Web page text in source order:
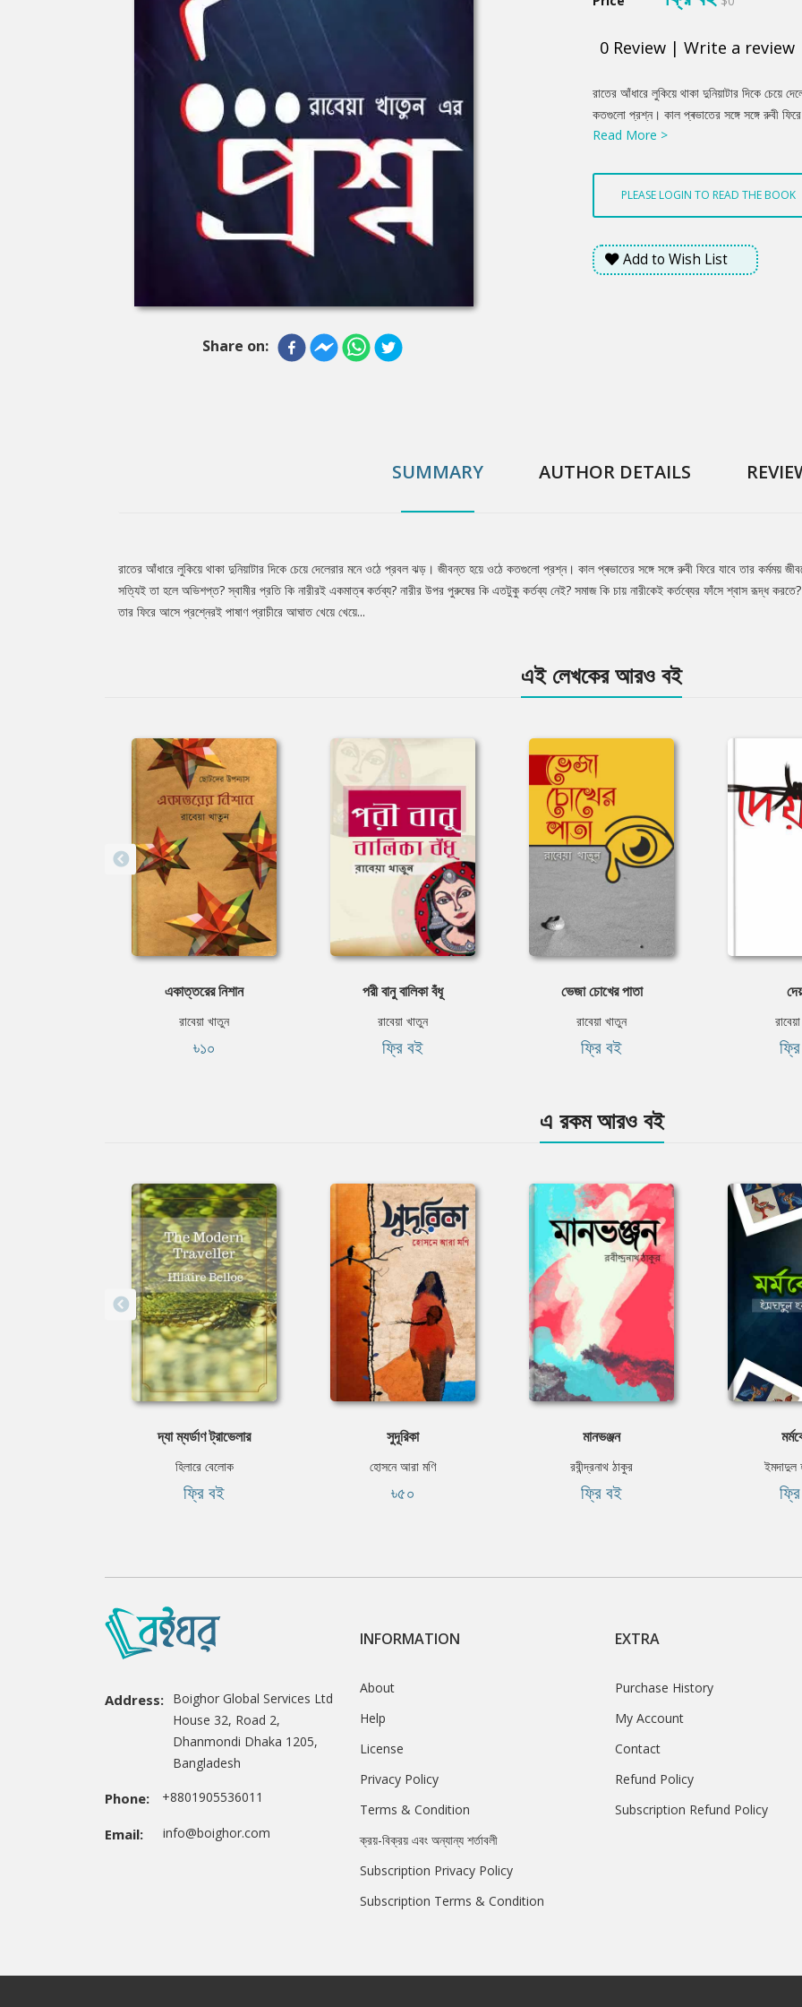
Share on:
0 Review | Write a review
Product
Summery
রাতের আঁধারে লুকিয়ে থাকা দুনিয়াটার দিকে চেয়ে
কতগুলো প্রশ্ন। কাল প্ৰভাতের সঙ্গে সঙ্গে রুবী
থাকবে দেলেরা। অবহেলিত নারীর প্ৰেম কি সত্যিই
করতে? নারীর জন্যেই কি সৃষ্টির অবিচার, দুনিয়ার
পাষাণ প্রাচীরে আঘাত খেয়ে খেয়ে...
Read More >
PLEASE LOGIN TO READ THE BOOK
Add to Wish List
SUMMARY AUTHOR DETAILS
Tab
রাতের আঁধারে লুকিয়ে থাকা দুনিয়াটার দিকে চেয়ে দেলেরার মনে ওঠে প্রবল ঝড়। জীবন্ত হয়ে ওঠে কতগুলো প্রশ্ন। কাল প্ৰভাতের সঙ্গে সঙ্গে রুবী ফিরে যাবে তার কর্মময়
সত্যিই তা হলে অভিশপ্ত? স্বামীর প্রতি কি নারীরই একমাত্ৰ কৰ্তব্য? নারীর উপর পুরুষের কি এতটুকু কৰ্তব্য নেই? সমাজ কি চায় নারীকেই কর্তব্যের ফাঁসে শ্বাস রূদ্ধ করতে?
তার ফিরে আসে প্রশ্নেরই পাষাণ প্রাচীরে আঘাত খেয়ে খেয়ে...
এই লেখকের আরও বই
একাত্তরের নিশান
রাবেয়া খাতুন
৳১০
পরী বানু বালিকা বঁধূ
রাবেয়া খাতুন
ফ্রি বই
ভেজা চোখের পাতা
রাবেয়া খাতুন
ফ্রি বই
এ রকম আরও বই
দ্যা ম্যর্ডাণ ট্রাভেলার
হিলারে বেলোক
ফ্রি বই
সুদূরিকা
হোসনে আরা মণি
৳৫০
মানভঞ্জন
রবীন্দ্রনাথ ঠাকুর
ফ্রি বই
ইমদাদুল
Address: Boighor Global Services Ltd
House 32, Road 2,
Dhanmondi Dhaka 1205,
Bangladesh
Phone: +8801905536011
Email: info@boighor.com
INFORMATION
About
Help
License
Privacy Policy
Terms & Condition
ক্রয়-বিক্রয় এবং অন্যান্য শর্তাবলী
Subscription Privacy Policy
Subscription Terms & Condition
EXTRA
Purchase History
My Account
Contact
Refund Policy
Subscription Refund Policy